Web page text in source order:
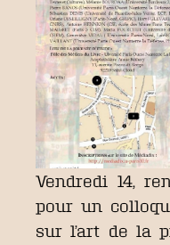
Vendredi 14,
pour un
sur l’art de la